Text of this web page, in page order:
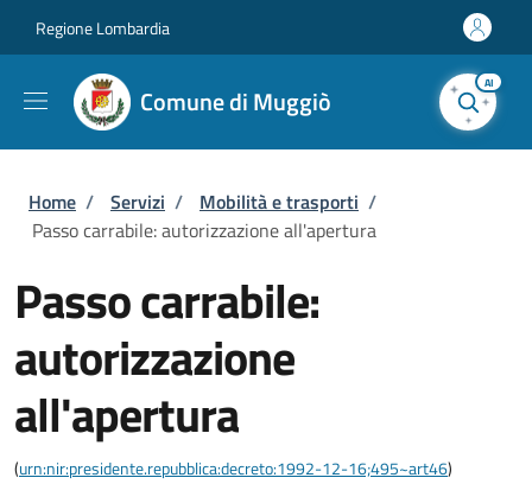
Regione Lombardia
Comune di Muggiò
AI
Briciole di pane
Home / Servizi / Mobilità e trasporti /
Passo carrabile: autorizzazione all'apertura
Passo carrabile:
autorizzazione
all'apertura
(urn:nir:presidente.repubblica:decreto:1992-12-16;495~art46)